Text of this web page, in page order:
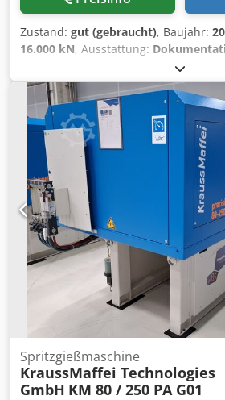
Zustand: gut (gebraucht), Baujahr:
16.000 kN, Ausstattung:
Schließkraft: 1600 t
Abstand zwischen den Säulen V:
zwischen den Säulen H: 1870 mm
Schussvolumen: 9662 cm3 Typ:
Hydraulisch
Spritzgießmaschine
KraussMaffei Technologies
GmbH KM 80 / 250 PA G01